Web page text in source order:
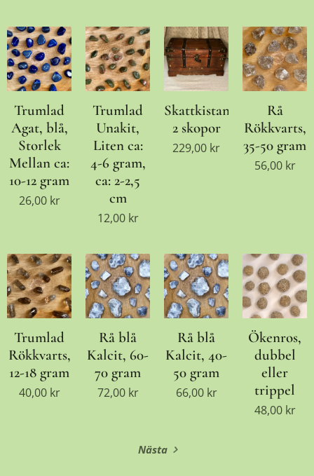
Trumlad
Agat, blå,
Storlek
Mellan ca:
10-12 gram
26,00kr
Trumlad
Unakit,
Liten ca:
4-6 gram,
ca: 2-2,5
cm
12,00kr
Skattkistan,
2 skopor
229,00 kr
Rå
Rökkvarts,
35-50 gram
56,00kr
Trumlad
Rökkvarts,
12-18 gram
40,00kr
Rå blå
Kalcit, 60-
70 gram
72,00kr
Rå blå
Kalcit, 40-
50 gram
66,00kr
Ökenros,
dubbel
eller
trippel
48,00kr
Nästa